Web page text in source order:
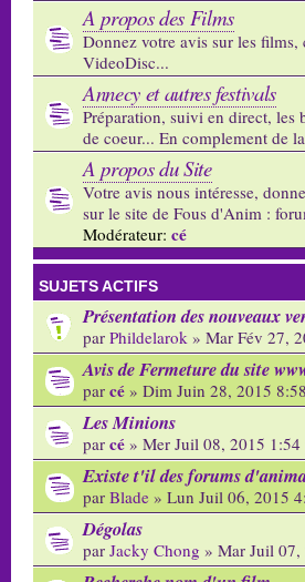
A propos des Films
Donnez votre avis sur les
VideoDisc...
Annecy et autres festivals
Préparation, suivi en direct, les
de coeur... En complement de
A propos du Site
Votre avis nous intéresse,
sur le site de Fous d'Anim :
Modérateur: cé
SUJETS ACTIFS
Présentation des nouveaux
par Phildelarok » Mar Fév 27,
Avis de Fermeture du site
par cé » Dim Juin 28, 2015
Les Minions
par cé » Mer Juil 08, 2015 1:54
Existe t'il des forums
par Blade » Lun Juil 06, 2015
Dégolas
par Jacky Chong » Mar Juil